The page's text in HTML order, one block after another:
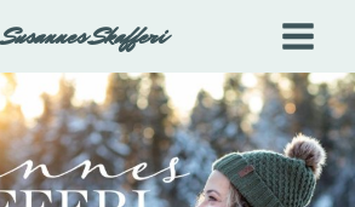
Susannes Skafferi